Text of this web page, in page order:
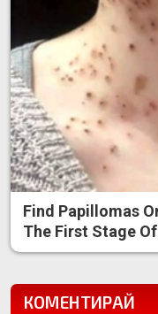
Find Papillomas
The First Stage
КОМЕНТИРАЙ